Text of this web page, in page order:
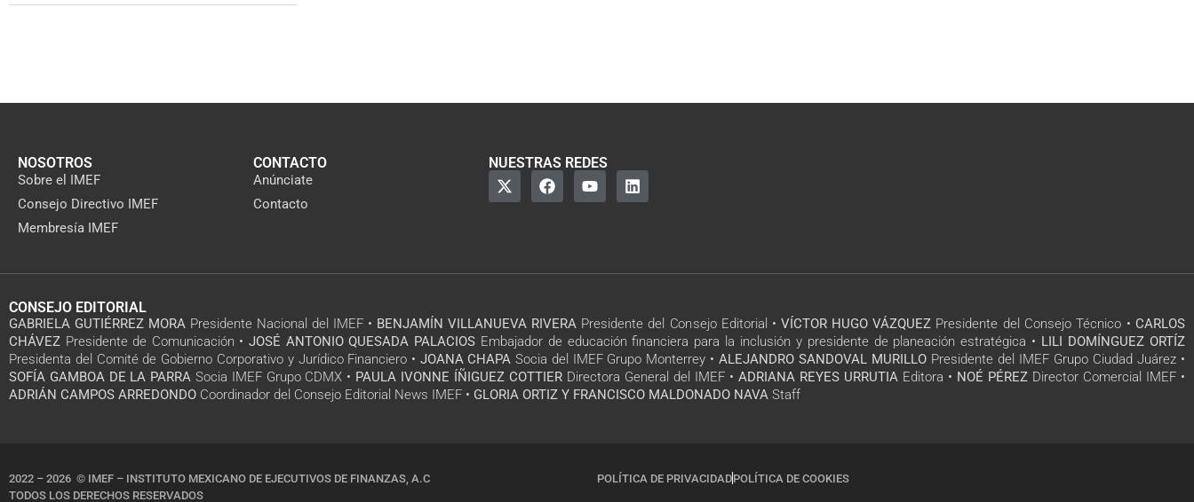
NOSOTROS
Sobre el IMEF
Consejo Directivo IMEF
Membresía IMEF
CONTACTO
Anúnciate
Contacto
NUESTRAS REDES
CONSEJO EDITORIAL
GABRIELA GUTIÉRREZ MORA Presidente Nacional del IMEF • BENJAMÍN VILLANUEVA RIVERA Presidente del Consejo Editorial • VÍCTOR HUGO VÁZQUEZ Presidente del Consejo Técnico • CARLOS
CHÁVEZ Presidente de Comunicación • JOSÉ ANTONIO QUESADA PALACIOS Embajador de educación financiera para la inclusión y presidente de planeación estratégica • LILI DOMÍNGUEZ ORTÍZ
Presidenta del Comité de Gobierno Corporativo y Jurídico Financiero • JOANA CHAPA Socia del IMEF Grupo Monterrey • ALEJANDRO SANDOVAL MURILLO Presidente del IMEF Grupo Ciudad Juárez •
SOFÍA GAMBOA DE LA PARRA Socia IMEF Grupo CDMX • PAULA IVONNE ÍÑIGUEZ COTTIER Directora General del IMEF • ADRIANA REYES URRUTIA Editora • NOÉ PÉREZ Director Comercial IMEF •
ADRIÁN CAMPOS ARREDONDO Coordinador del Consejo Editorial News IMEF • GLORIA ORTIZ Y FRANCISCO MALDONADO NAVA Staff
2022 – 2026 © IMEF – INSTITUTO MEXICANO DE EJECUTIVOS DE FINANZAS, A.C
TODOS LOS DERECHOS RESERVADOS
POLÍTICA DE PRIVACIDADPOLÍTICA DE COOKIES